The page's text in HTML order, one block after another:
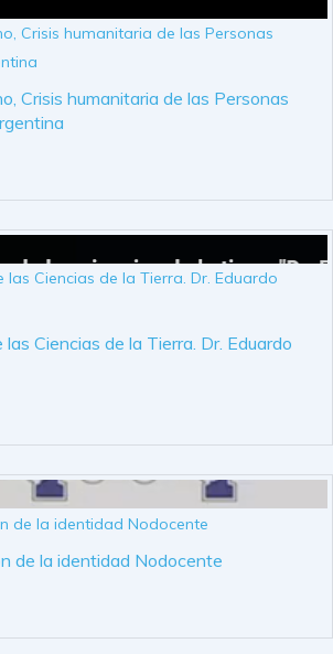
Crisis humanitaria de las Personas
las Ciencias de la Tierra. Dr. Eduardo
de la identidad Nodocente